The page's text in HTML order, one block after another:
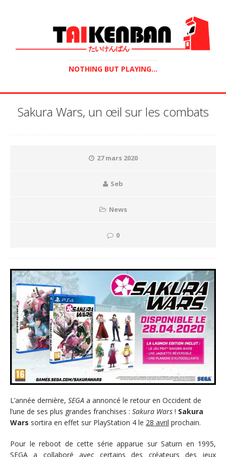
NOTHING BUT PLAYING...
Sakura Wars, un œil sur les combats
27 mars 2020
Seb
News
0
L’année dernière, SEGA a annoncé le retour en Occident de
l’une de ses plus grandes franchises : Sakura Wars ! Sakura
Wars sortira en effet sur PlayStation 4 le 28 avril prochain.
Pour le reboot de cette série apparue sur Saturn en 1995,
SEGA a collaboré avec certains des créateurs des jeux